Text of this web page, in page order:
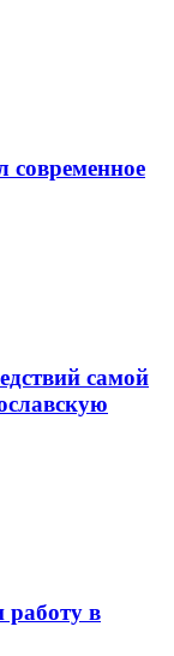
современное
самой
работу в